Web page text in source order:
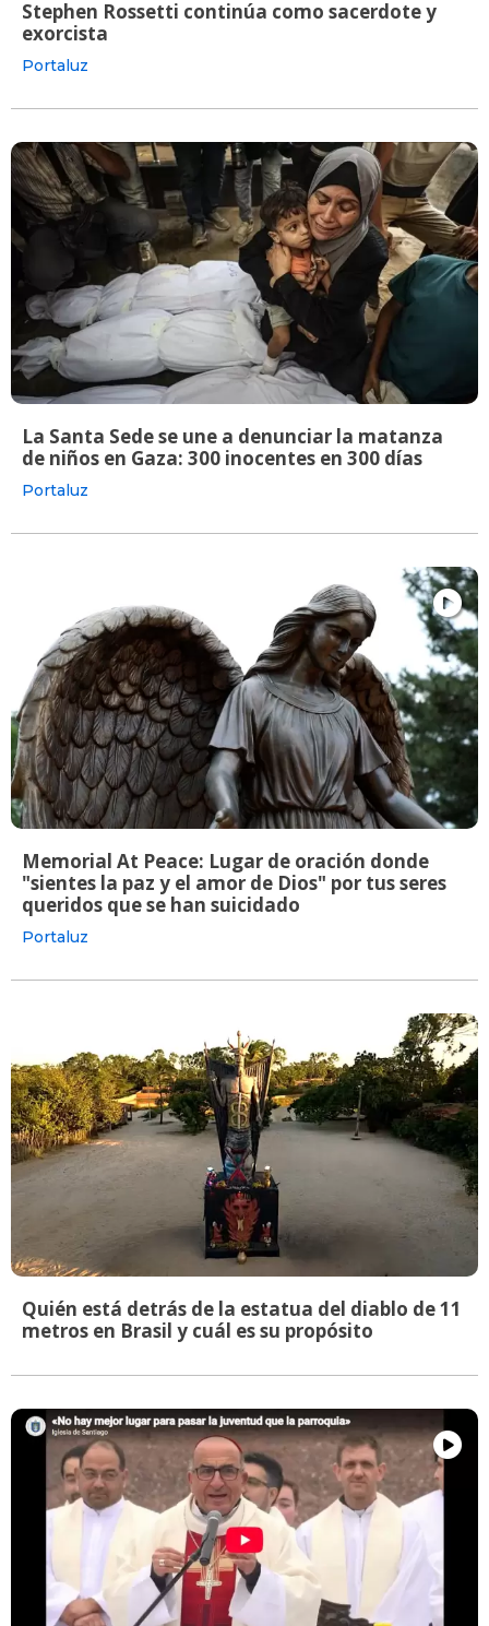
Stephen Rossetti continúa como sacerdote y
exorcista
Portaluz
La Santa Sede se une a denunciar la matanza
de niños en Gaza: 300 inocentes en 300 días
Portaluz
Memorial At Peace: Lugar de oración donde
"sientes la paz y el amor de Dios" por tus seres
queridos que se han suicidado
Portaluz
Quién está detrás de la estatua del diablo de 11
metros en Brasil y cuál es su propósito